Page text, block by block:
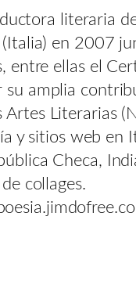
literaria
en 2007
entre ellas el
amplia
Literarias
y sitios web en
Checa,
collages.